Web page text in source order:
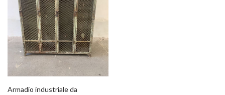
Armadio industriale da